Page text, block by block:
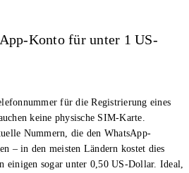
Konto für unter 1 US-
für die Registrierung eines
keine physische SIM-Karte.
Nummern, die den WhatsApp-
– in den meisten Ländern kostet dies
einigen sogar unter 0,50 US-Dollar. Ideal,